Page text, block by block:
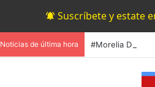
Suscríbete y estate
Noticias de última hora #Morelia